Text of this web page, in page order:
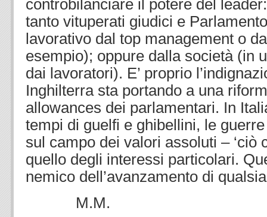
controbilanciare il potere del
tanto vituperati giudici e
lavorativo dal top management o
esempio); oppure dalla società (in
dai lavoratori). E’ proprio
Inghilterra sta portando a una
allowances dei parlamentari. In
tempi di guelfi e ghibellini, le
sul campo dei valori assoluti – ‘ciò
quello degli interessi particolari.
nemico dell’avanzamento di
M.M.